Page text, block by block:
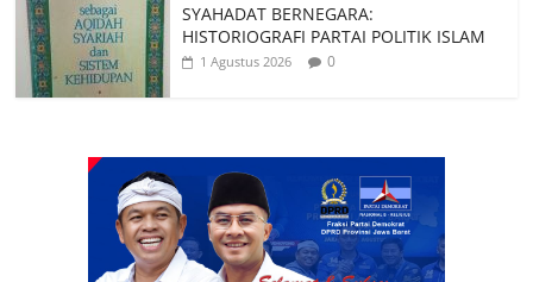
SYAHADAT BERNEGARA:
HISTORIOGRAFI PARTAI POLITIK ISLAM
1 Agustus 2026 0